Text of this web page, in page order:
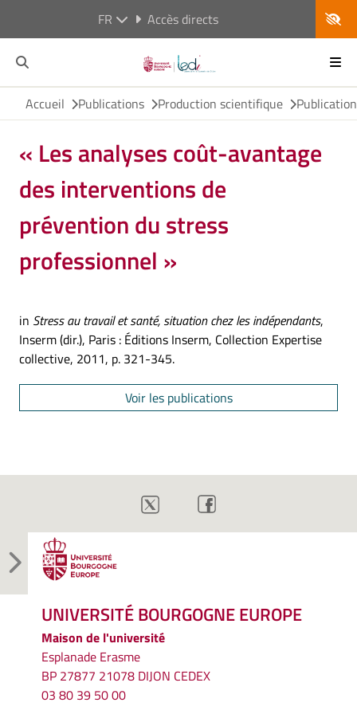
FR Accès directs
Accueil Publications Production scientifique
« Les analyses coût-avantage
des interventions de
prévention du stress
professionnel »
in Stress au travail et santé, situation chez les indépendants,
Inserm (dir.), Paris : Éditions Inserm, Collection Expertise
collective, 2011, p. 321-345.
Voir les publications
UNIVERSITÉ BOURGOGNE EUROPE
Maison de l'université
Esplanade Erasme
BP 27877 21078 DIJON CEDEX
03 80 39 50 00